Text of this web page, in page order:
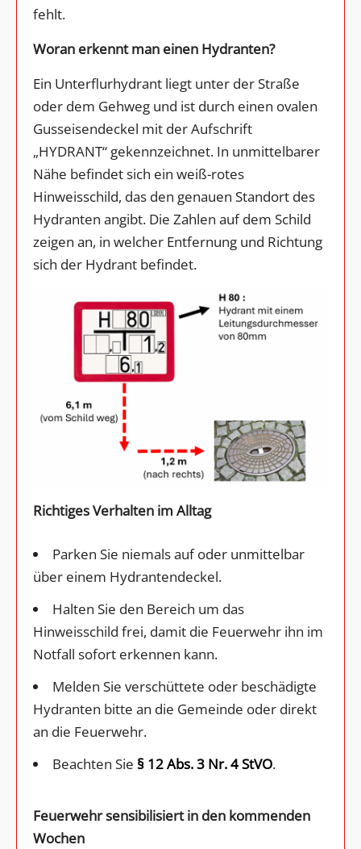
fehlt.
Woran erkennt man einen Hydranten?
Ein Unterflurhydrant liegt unter der Straße
oder dem Gehweg und ist durch einen ovalen
Gusseisendeckel mit der Aufschrift
„HYDRANT“ gekennzeichnet. In unmittelbarer
Nähe befindet sich ein weiß-rotes
Hinweisschild, das den genauen Standort des
Hydranten angibt. Die Zahlen auf dem Schild
zeigen an, in welcher Entfernung und Richtung
sich der Hydrant befindet.
Richtiges Verhalten im Alltag
Parken Sie niemals auf oder unmittelbar
über einem Hydrantendeckel.
Halten Sie den Bereich um das
Hinweisschild frei, damit die Feuerwehr ihn im
Notfall sofort erkennen kann.
Melden Sie verschüttete oder beschädigte
Hydranten bitte an die Gemeinde oder direkt
an die Feuerwehr.
Beachten Sie § 12 Abs. 3 Nr. 4 StVO.
Feuerwehr sensibilisiert in den kommenden
Wochen